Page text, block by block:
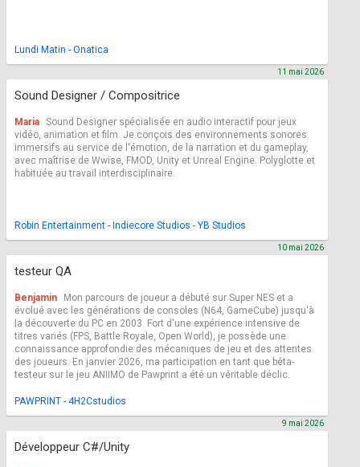
Lundi Matin - Onatica
Sound Designer / Compositrice
11 mai 2026
Maria Sound Designer spécialisée en audio interactif pour jeux
vidéo, animation et film. Je conçois des environnements sonores
immersifs au service de l'émotion, de la narration et du gameplay,
avec maîtrise de Wwise, FMOD, Unity et Unreal Engine. Polyglotte et
habituée au travail interdisciplinaire.
Robin Entertainment - Indiecore Studios - YB Studios
testeur QA
10 mai 2026
Benjamin
Mon parcours de joueur a débuté sur Super NES et a
évolué avec les générations de consoles (N64, GameCube) jusqu'à
la découverte du PC en 2003. Fort d'une expérience intensive de
titres variés (FPS, Battle Royale, Open World), je possède une
connaissance approfondie des mécaniques de jeu et des attentes
des joueurs. En janvier 2026, ma participation en tant que bêta-
testeur sur le jeu ANIIMO de Pawprint a été un véritable déclic.
PAWPRINT - 4H2Cstudios
Développeur C#/Unity
9 mai 2026